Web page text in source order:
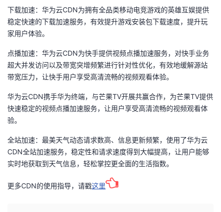
下载加速：华为云CDN为拥有全品类移动电竞游戏的英雄互娱提供
稳定快速的下载加速服务，有效提升游戏安装包下载速度，提升玩
家用户体验。
点播加速：华为云CDN为快手提供视频点播加速服务，对快手业务
超大并发访问以及带宽突增频繁进行针对性优化，有效地缓解源站
带宽压力，让快手用户享受高清流畅的视频观看体验。
华为云CDN携手华为终端，与芒果TV开展共赢合作，为芒果TV提供
快速稳定的视频点播加速服务，让用户享受高清流畅的视频观看体
验。
全站加速：最美天气动态请求数高、信息更新频繁，使用了华为云
CDN全站加速服务，稳定性和请求速度得到大幅提高，让用户能够
实时地获取到天气信息，轻松掌控更全面的生活指数。
更多CDN的使用指导，请戳这里